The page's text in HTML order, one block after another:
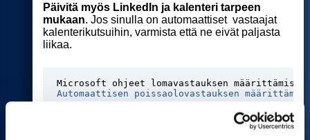
Päivitä myös LinkedIn ja kalenteri tarpeen
mukaan. Jos sinulla on automaattiset vastaajat
kalenterikutsuihin, varmista että ne eivät paljasta
liikaa.
Microsoft ohjeet lomavastauksen
Automaattisen poissaolovastauksen